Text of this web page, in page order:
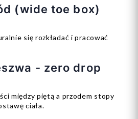
(wide toe box)
się rozkładać i pracować
- zero drop
między piętą a przodem stopy
ciała.